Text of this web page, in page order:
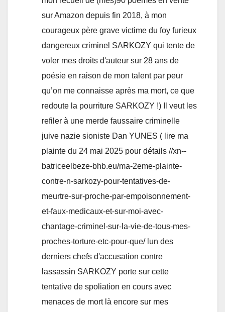
sur Amazon depuis fin 2018, à mon
courageux père grave victime du foy furieux
dangereux criminel SARKOZY qui tente de
voler mes droits d'auteur sur 28 ans de
poésie en raison de mon talent par peur
qu’on me connaisse après ma mort, ce que
redoute la pourriture SARKOZY !) Il veut les
refiler à une merde faussaire criminelle
juive nazie sioniste Dan YUNES ( lire ma
plainte du 24 mai 2025 pour détails //xn--
batriceelbeze-bhb.eu/ma-2eme-plainte-
contre-n-sarkozy-pour-tentatives-de-
meurtre-sur-proche-par-empoisonnement-
et-faux-medicaux-et-sur-moi-avec-
chantage-criminel-sur-la-vie-de-tous-mes-
proches-torture-etc-pour-que/ lun des
derniers chefs d'accusation contre
lassassin SARKOZY porte sur cette
tentative de spoliation en cours avec
menaces de mort là encore sur mes